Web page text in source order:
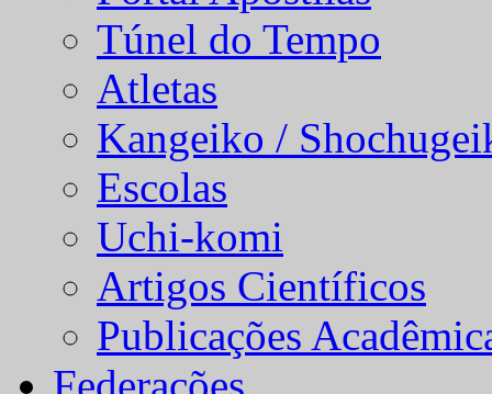
Túnel do Tempo
Atletas
Kangeiko /
Escolas
Uchi-komi
Artigos Científicos
Publicações
Federações